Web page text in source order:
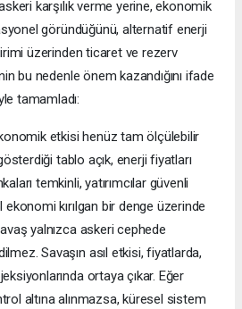
karşılık verme yerine, ekonomik
göründüğünü, alternatif enerji
üzerinden ticaret ve rezerv
bu nedenle önem kazandığını ifade
tamamladı:
etkisi henüz tam ölçülebilir
tablo açık, enerji fiyatları
temkinli, yatırımcılar güvenli
kırılgan bir denge üzerinde
yalnızca askeri cephede
Savaşın asıl etkisi, fiyatlarda,
ortaya çıkar. Eğer
altına alınmazsa, küresel sistem